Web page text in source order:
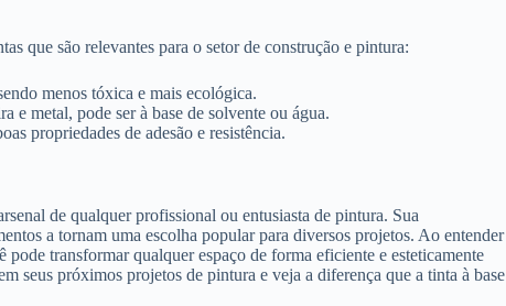
que são relevantes para o setor de construção e pintura:
menos tóxica e mais ecológica.
e metal, pode ser à base de solvente ou água.
propriedades de adesão e resistência.
de qualquer profissional ou entusiasta de pintura. Sua
a tornam uma escolha popular para diversos projetos. Ao entender
transformar qualquer espaço de forma eficiente e esteticamente
seus próximos projetos de pintura e veja a diferença que a tinta à base